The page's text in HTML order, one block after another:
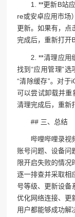
1. **更新B站
re或安卓应用市场
更新。如果有，点
完成后，重新打开
2. **清理应用
找到“应用管理”
“清除缓存”。对
可以尝试卸载并重
清理完成后，重新
## 三、总结
哔哩哔哩录视
账号问题、设备问
限开启失败的情况
逐一排查并采取相
号等级、更新设备
优化网络连接、更
用户都能够成功解